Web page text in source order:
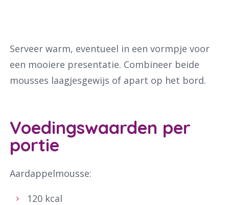
Serveer warm, eventueel in een vormpje voor
een mooiere presentatie. Combineer beide
mousses laagjesgewijs of apart op het bord.
Voedingswaarden per
portie
Aardappelmousse:
120 kcal